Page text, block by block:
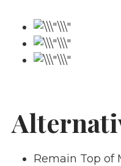
Remain Top of